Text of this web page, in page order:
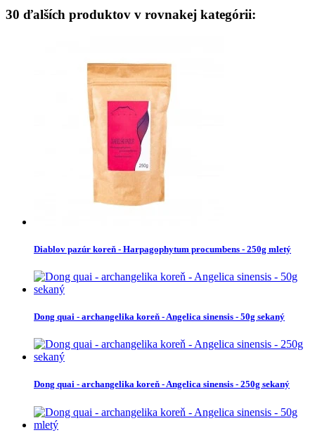
30 ďalších produktov v rovnakej kategórii:
Diablov pazúr koreň - Harpagophytum procumbens - 250g mletý
Dong quai - archangelika koreň - Angelica sinensis - 50g sekaný
Dong quai - archangelika koreň - Angelica sinensis - 250g sekaný